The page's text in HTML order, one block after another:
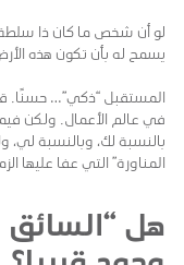
لو أن شخص ما كان ذا
يسمح له بأن تكون هذه
المستقبل “ذكي”… حسنًا.
في عالم الأعمال. ولكن
بالنسبة لك، وبالنسبة لي،
المناورة” التي عفا عليها
هل “السائق